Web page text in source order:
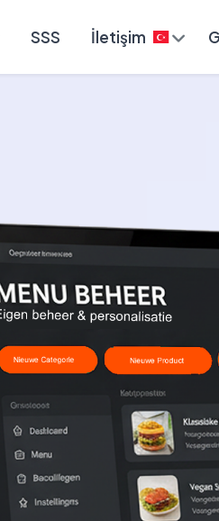
SSS İletişim